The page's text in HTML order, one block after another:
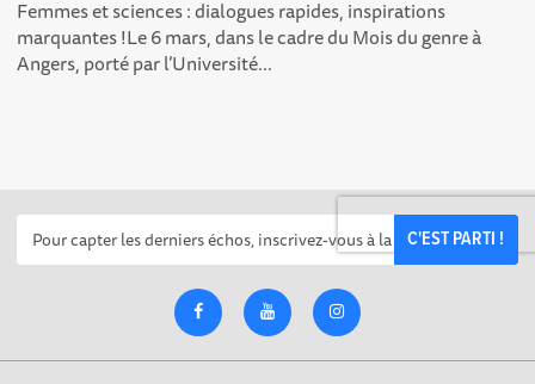
Femmes et sciences : dialogues rapides, inspirations
marquantes !Le 6 mars, dans le cadre du Mois du genre à
Angers, porté par l’Université...
C'EST PARTI !